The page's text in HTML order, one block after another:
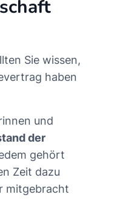
Sie wissen,
haben
und
der
gehört
Zeit dazu
mitgebracht